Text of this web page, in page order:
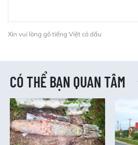
Xin vui lòng gõ tiếng Việt có dấu
CÓ THỂ BẠN QUAN TÂM